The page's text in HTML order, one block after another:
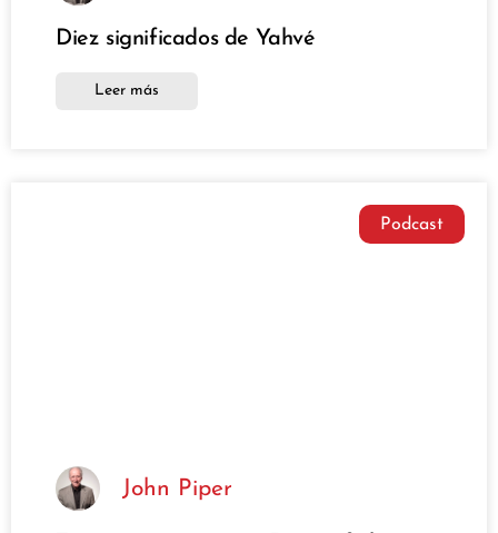
Diez significados de Yahvé
Leer más
Podcast
John Piper